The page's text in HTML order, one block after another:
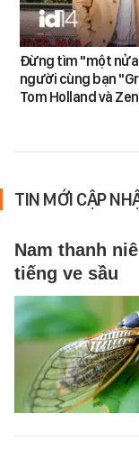
Đừng tìm "một nửa
người cùng bạn
Tom Holland và
TIN MỚI CẬP
Nam thanh
tiếng ve sầu